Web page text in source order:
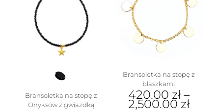
Bransoletka na stopę z
Onyksów z gwiazdką
Bransoletka na stopę z
blaszkami
420.00 zł–
2,500.00 zł